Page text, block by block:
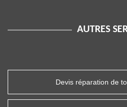
AUTRES
Devis réparation de